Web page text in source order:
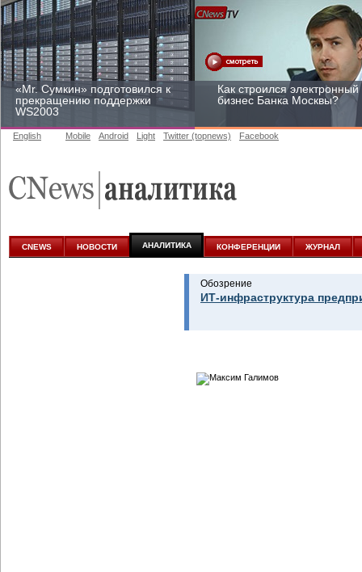
«Mr. Сумкин» подготовился к
прекращению поддержки
WS2003
Как строился электронный
бизнес Банка Москвы?
к аналитике
участвовать
English Mobile Android Light Twitter (topnews) Facebook
CNEWS НОВОСТИ АНАЛИТИКА КОНФЕРЕНЦИИ ЖУРНАЛ
Обозрение
ИТ-инфраструктура